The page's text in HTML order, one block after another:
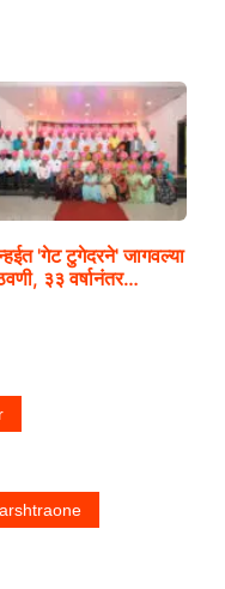
'गेट टुगेदरने' जागवल्या
३३ वर्षानंतर…